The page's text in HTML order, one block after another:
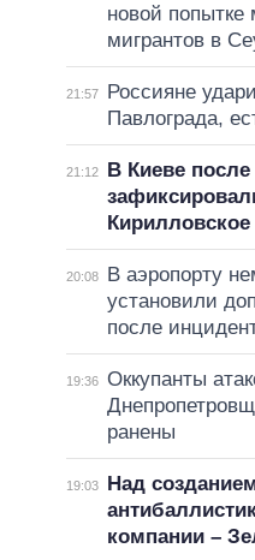
новой попытке
мигрантов в
21:57
Россияне
Павлограда,
21:12
В Киеве
20:08
В аэропорту
установили
после
19:36 Оккупанты
ранены
19:03
Над
компании –